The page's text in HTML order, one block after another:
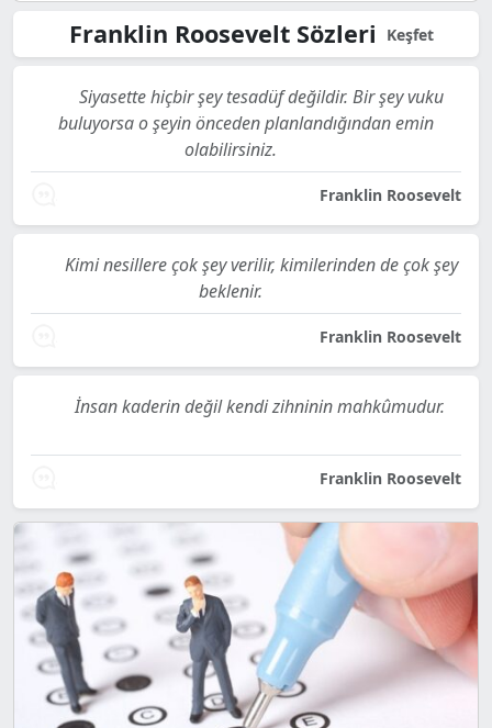
Franklin Roosevelt Sözleri Keşfet
Siyasette hiçbir şey tesadüf değildir. Bir şey vuku
buluyorsa o şeyin önceden planlandığından emin
olabilirsiniz.
Franklin Roosevelt
Kimi nesillere çok şey verilir, kimilerinden de çok şey
beklenir.
Franklin Roosevelt
İnsan kaderin değil kendi zihninin mahkûmudur.
Franklin Roosevelt